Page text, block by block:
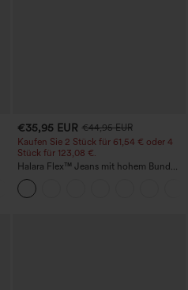
€35,95 EUR €44,95 EUR
Kaufen Sie 2 Stück für 61,54 € oder 4
Stück für 123,08 €.
Halara Flex™ Jeans mit hohem Bund
und Taschen, gewaschener, lässiger
Bootcut